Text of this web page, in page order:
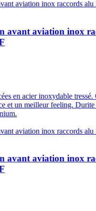
avant aviation inox
en acier inoxydable
et un meilleur feeling.
avant aviation inox